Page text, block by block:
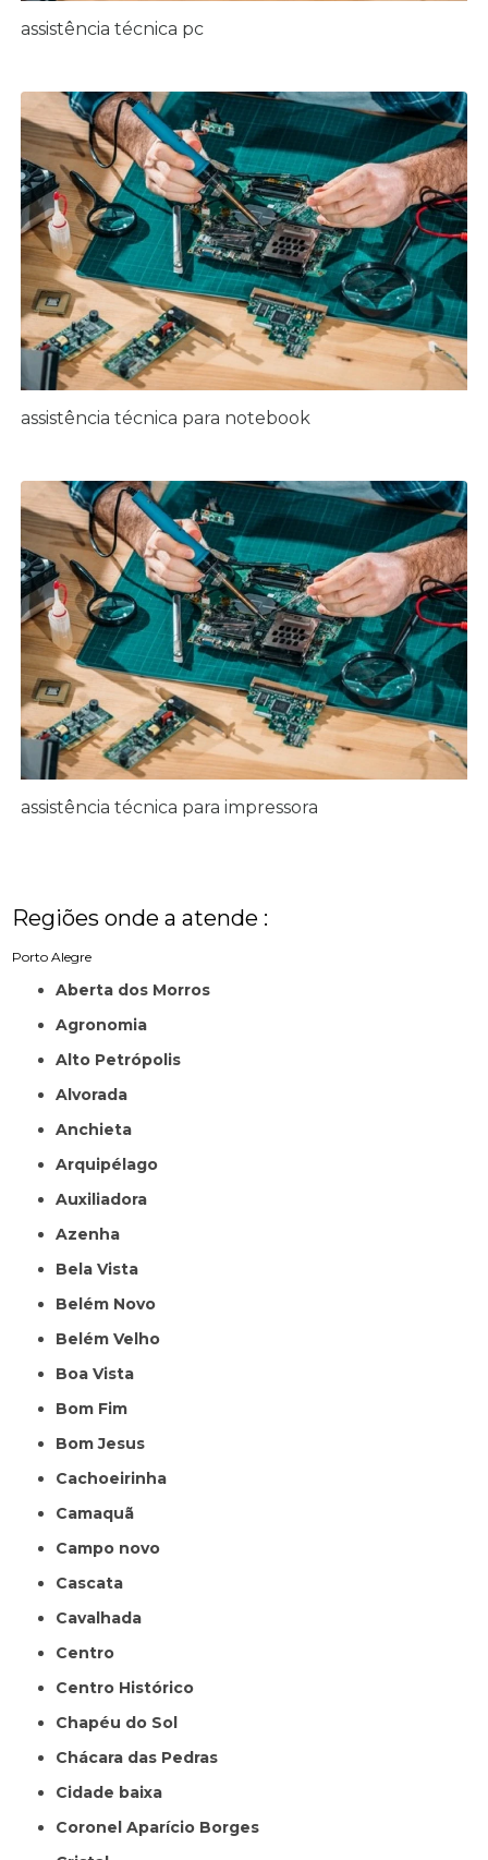
assistência técnica pc
assistência técnica para notebook
assistência técnica para impressora
Regiões onde a atende :
Porto Alegre
Aberta dos Morros
Agronomia
Alto Petrópolis
Alvorada
Anchieta
Arquipélago
Auxiliadora
Azenha
Bela Vista
Belém Novo
Belém Velho
Boa Vista
Bom Fim
Bom Jesus
Cachoeirinha
Camaquã
Campo novo
Cascata
Cavalhada
Centro
Centro Histórico
Chapéu do Sol
Chácara das Pedras
Cidade baixa
Coronel Aparício Borges